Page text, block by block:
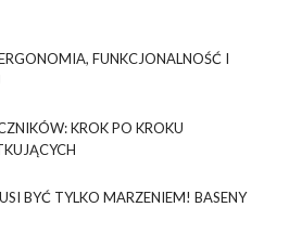
FUNKCJONALNOŚĆ I
KROK PO KROKU
BYĆ TYLKO MARZENIEM! BASENY